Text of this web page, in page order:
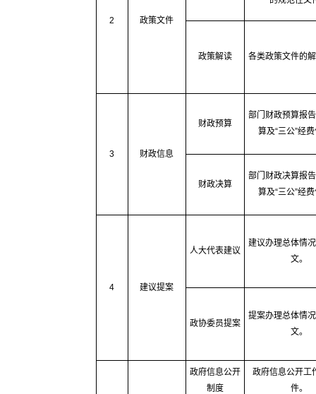
2 政策文件
政策解读 各类政策文件的
3 财政信息
财政预算
部门财政预算报
算及“三公”经
财政决算
部门财政决算报
算及“三公”经
4 建议提案
人大代表建议
建议办理总体情
文。
政协委员提案
提案办理总体情
文。
政府信息公开
制度
政府信息公开工
件。